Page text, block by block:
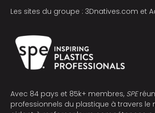
Les sites du groupe : 3Dnatives.com et
Avec 84 pays et 85k+ membres, SPE
professionnels du plastique à travers le